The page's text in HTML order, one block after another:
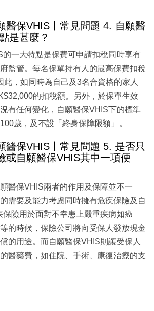
醫保VHIS丨常見問題 4. 自願醫
是甚麼？
一大特點是保費可申請扣稅同時享有
監管。每名保單持有人的最高保費扣稅
此，如同時為自己及3名合資格的家人
的扣稅額。另外，於保單生效
有任何變化，自願醫保VHIS下的標準
歲，及不設「終身保障限額」。
醫保VHIS丨常見問題 5. 是否只
或自願醫保VHIS其中一項便
醫保VHIS兩者的作用及保障並不一
需要及能力考慮同時擁有危疾保險及自
保險用於面對不幸患上嚴重疾病如癌
的時候，保險公司將向受保人發放現金
的用途。而自願醫保VHIS則讓受保人
醫藥費，如住院、手術、康復治療的支